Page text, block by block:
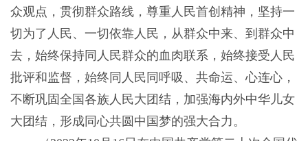
众观点，贯彻群众路线，尊重人民首创精神，坚持一
切为了人民、一切依靠人民，从群众中来、到群众中
去，始终保持同人民群众的血肉联系，始终接受人民
批评和监督，始终同人民同呼吸、共命运、心连心，
不断巩固全国各族人民大团结，加强海内外中华儿女
大团结，形成同心共圆中国梦的强大合力。